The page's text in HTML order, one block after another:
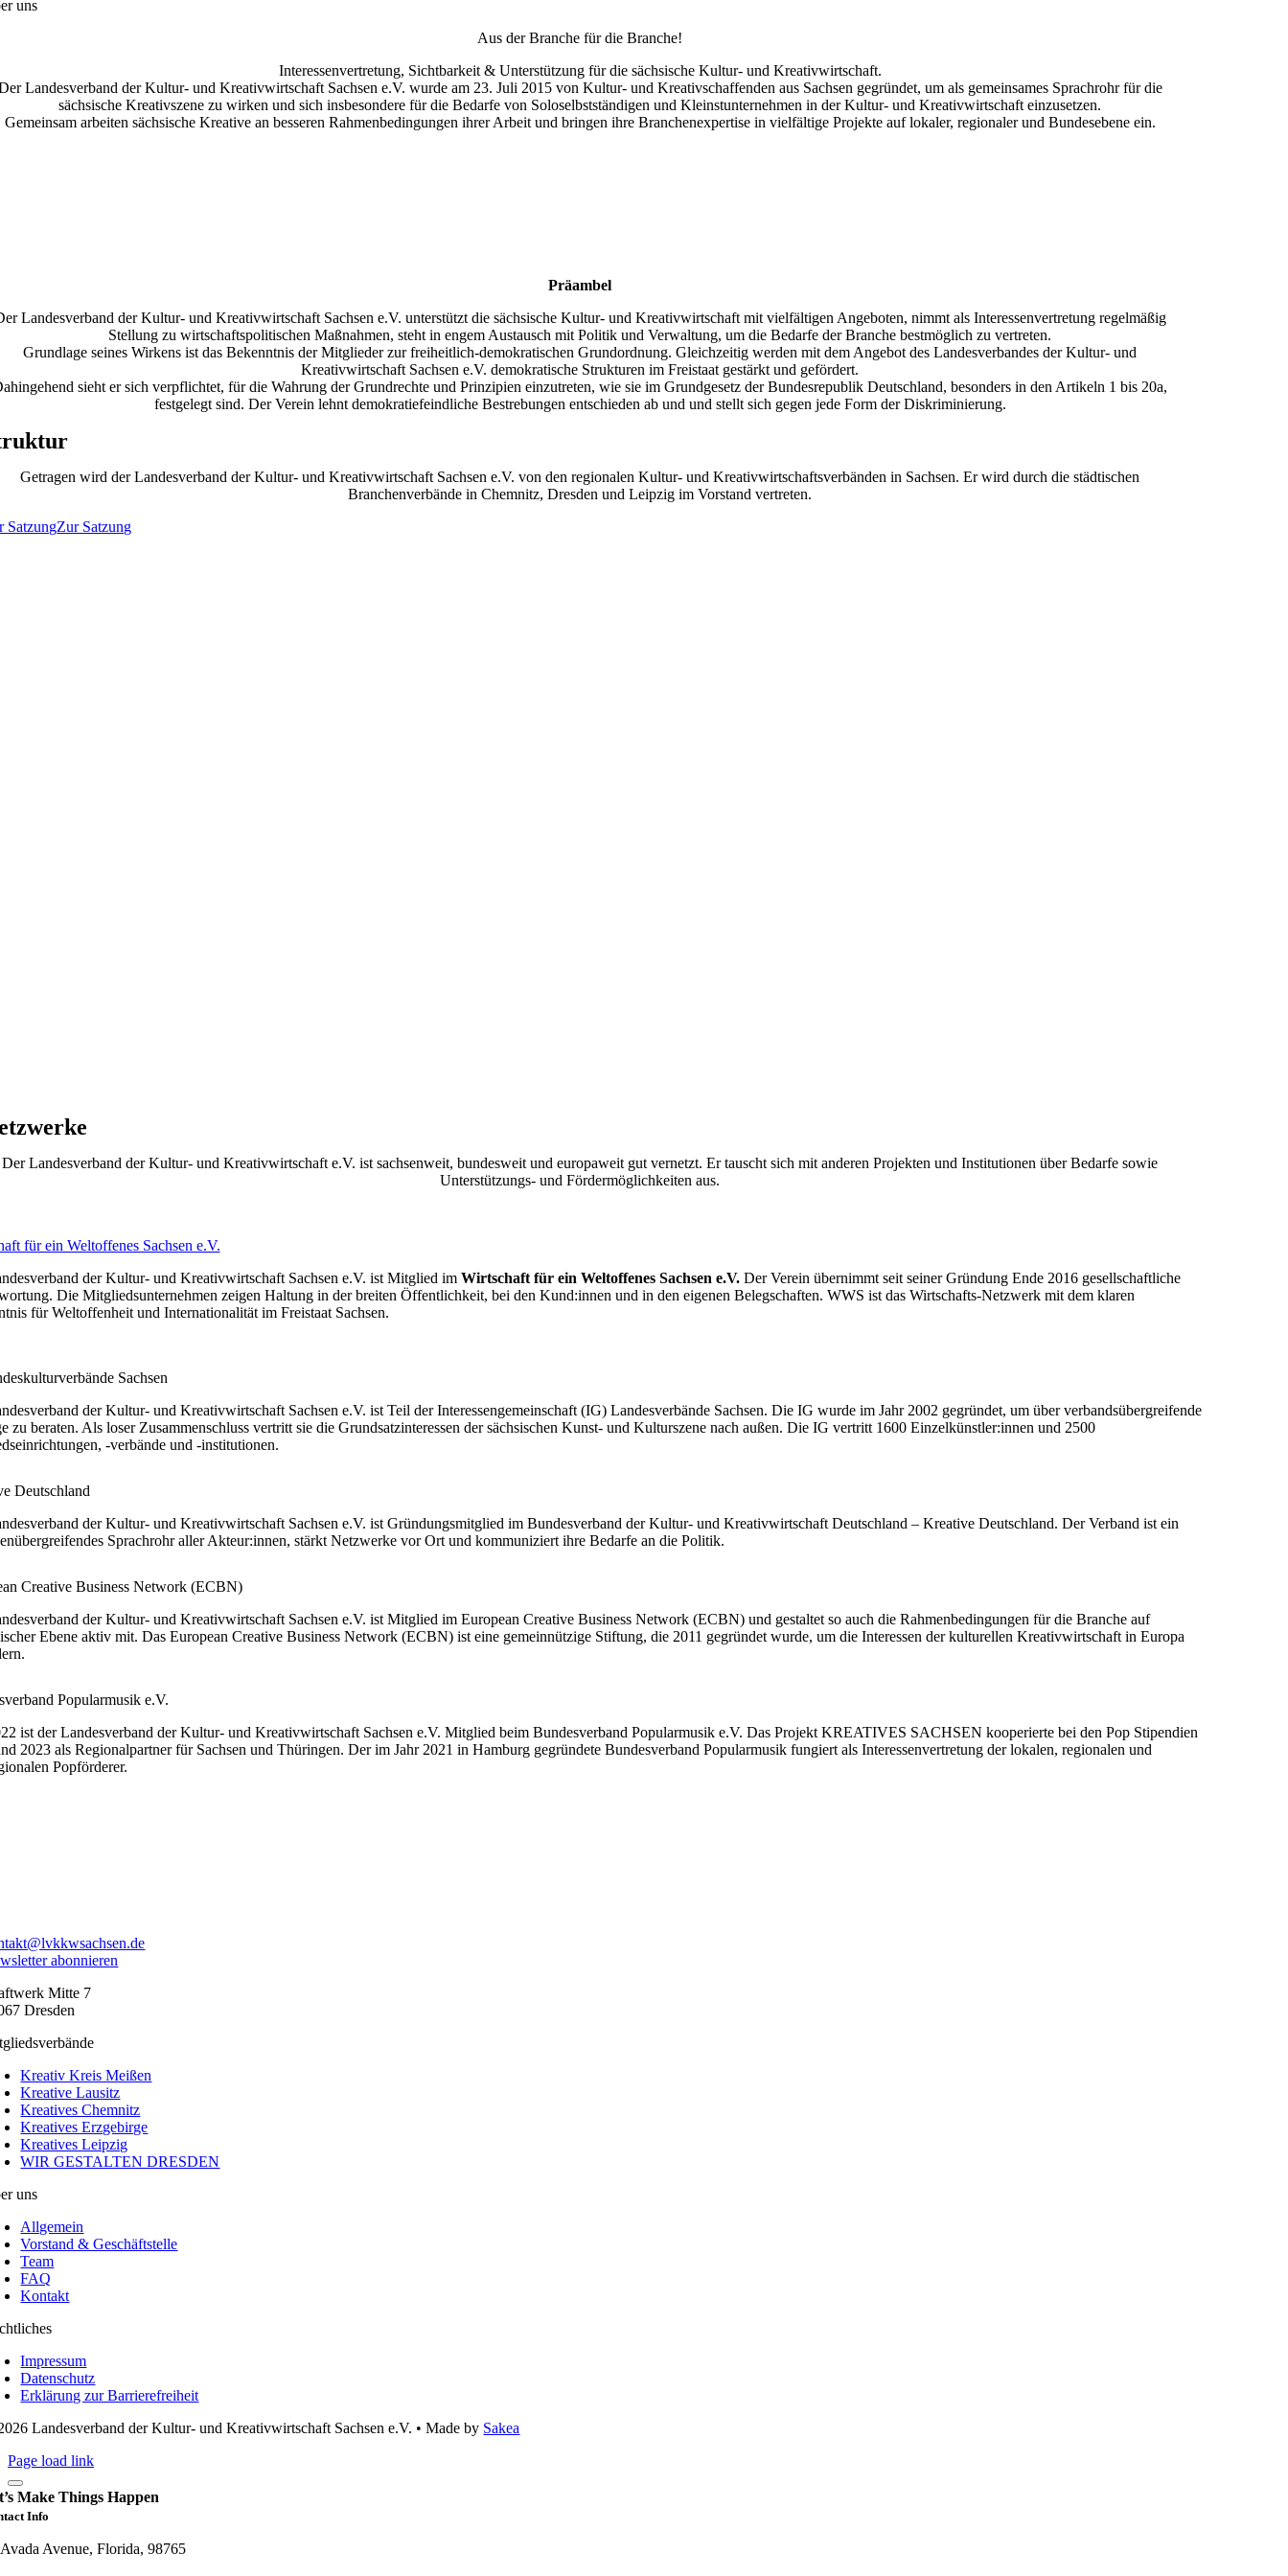
uns
Aus der Branche für die Branche!
Interessenvertretung, Sichtbarkeit & Unterstützung für die sächsische Kultur- und Kreativwirtschaft.
Landesverband der Kultur- und Kreativwirtschaft Sachsen e.V. wurde am 23. Juli 2015 von Kultur- und Kreativschaffenden aus Sachsen gegründet, um als gemeinsames Sprachrohr für die
sächsische Kreativszene zu wirken und sich insbesondere für die Bedarfe von Soloselbstständigen und Kleinstunternehmen in der Kultur- und Kreativwirtschaft einzusetzen.
Gemeinsam arbeiten sächsische Kreative an besseren Rahmenbedingungen ihrer Arbeit und bringen ihre Branchenexpertise in vielfältige Projekte auf lokaler, regionaler und Bundesebene ein.
Präambel
Landesverband der Kultur- und Kreativwirtschaft Sachsen e.V. unterstützt die sächsische Kultur- und Kreativwirtschaft mit vielfältigen Angeboten, nimmt als Interessenvertretung regelmäßig
Stellung zu wirtschaftspolitischen Maßnahmen, steht in engem Austausch mit Politik und Verwaltung, um die Bedarfe der Branche bestmöglich zu vertreten.
Grundlage seines Wirkens ist das Bekenntnis der Mitglieder zur freiheitlich-demokratischen Grundordnung. Gleichzeitig werden mit dem Angebot des Landesverbandes der Kultur- und
Kreativwirtschaft Sachsen e.V. demokratische Strukturen im Freistaat gestärkt und gefördert.
sieht er sich verpflichtet, für die Wahrung der Grundrechte und Prinzipien einzutreten, wie sie im Grundgesetz der Bundesrepublik Deutschland, besonders in den Artikeln 1 bis 20a,
festgelegt sind. Der Verein lehnt demokratiefeindliche Bestrebungen entschieden ab und und stellt sich gegen jede Form der Diskriminierung.
Getragen wird der Landesverband der Kultur- und Kreativwirtschaft Sachsen e.V. von den regionalen Kultur- und Kreativwirtschaftsverbänden in Sachsen. Er wird durch die städtischen
Branchenverbände in Chemnitz, Dresden und Leipzig im Vorstand vertreten.
SatzungZur Satzung
Der Landesverband der Kultur- und Kreativwirtschaft e.V. ist sachsenweit, bundesweit und europaweit gut vernetzt. Er tauscht sich mit anderen Projekten und Institutionen über Bedarfe sowie
Unterstützungs- und Fördermöglichkeiten aus.
für ein Weltoffenes Sachsen e.V.
der Kultur- und Kreativwirtschaft Sachsen e.V. ist Mitglied im Wirtschaft für ein Weltoffenes Sachsen e.V.Der Verein übernimmt seit seiner Gründung Ende 2016 gesellschaftliche
Die Mitgliedsunternehmen zeigen Haltung in der breiten Öffentlichkeit, bei den Kund:innen und in den eigenen Belegschaften. WWS ist das Wirtschafts-Netzwerk mit dem klaren
für Weltoffenheit und Internationalität im Freistaat Sachsen.
Sachsen
der Kultur- und Kreativwirtschaft Sachsen e.V. ist Teil der Interessengemeinschaft (IG) Landesverbände Sachsen. Die IG wurde im Jahr 2002 gegründet, um über verbandsübergreifende
zu beraten. Als loser Zusammenschluss vertritt sie die Grundsatzinteressen der sächsischen Kunst- und Kulturszene nach außen. Die IG vertritt 1600 Einzelkünstler:innen und 2500
-verbände und -institutionen.
Deutschland
der Kultur- und Kreativwirtschaft Sachsen e.V. ist Gründungsmitglied im Bundesverband der Kultur- und Kreativwirtschaft Deutschland – Kreative Deutschland. Der Verband ist ein
Sprachrohr aller Akteur:innen, stärkt Netzwerke vor Ort und kommuniziert ihre Bedarfe an die Politik.
Creative Business Network (ECBN)
der Kultur- und Kreativwirtschaft Sachsen e.V. ist Mitglied im European Creative Business Network (ECBN) und gestaltet so auch die Rahmenbedingungen für die Branche auf
Ebene aktiv mit. Das European Creative Business Network (ECBN) ist eine gemeinnützige Stiftung, die 2011 gegründet wurde, um die Interessen der kulturellen Kreativwirtschaft in Europa
Popularmusik e.V.
ist der Landesverband der Kultur- und Kreativwirtschaft Sachsen e.V. Mitglied beim Bundesverband Popularmusik e.V. Das Projekt KREATIVES SACHSEN kooperierte bei den Pop Stipendien
2023 als Regionalpartner für Sachsen und Thüringen. Der im Jahr 2021 in Hamburg gegründete Bundesverband Popularmusik fungiert als Interessenvertretung der lokalen, regionalen und
Popförderer.
abonnieren
Mitte 7
Dresden
Kreativ Kreis Meißen
Kreative Lausitz
Kreatives Chemnitz
Kreatives Erzgebirge
Kreatives Leipzig
WIR GESTALTEN DRESDEN
uns
Allgemein
Vorstand & Geschäftstelle
Team
FAQ
Kontakt
Impressum
Datenschutz
Erklärung zur Barrierefreiheit
Landesverband der Kultur- und Kreativwirtschaft Sachsen e.V. • Made by Sakea
Page load link
Make Things Happen
Info
Avenue, Florida, 98765